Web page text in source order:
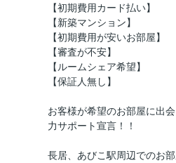
【初期費用カード払い】
【新築マンション】
【初期費用が安いお部屋】
【審査が不安】
【ルームシェア希望】
【保証人無し】
お客様が希望のお部屋に出
力サポート宣言！！
長居、あびこ駅周辺でのお